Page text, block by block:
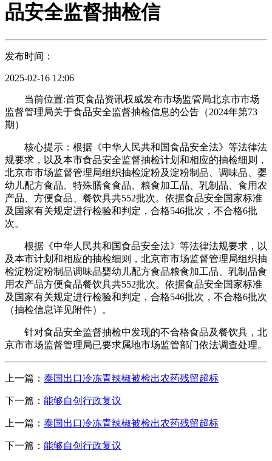
品安全监督抽检信
发布时间：
2025-02-16 12:06
当前位置:首页食品资讯权威发布市场监管局北京市市场
监督管理局关于食品安全监督抽检信息的公告（2024年第73
期）
核心提示：根据《中华人民共和国食品安全法》等法律法
规要求，以及本市食品安全监督抽检计划和相应的抽检细则，
北京市市场监督管理局组织抽检淀粉及淀粉制品、调味品、婴
幼儿配方食品、特殊膳食食品、粮食加工品、乳制品、食用农
产品、方便食品、餐饮具共552批次。依据食品安全国家标准
及国家有关规定进行检验和判定，合格546批次，不合格6批
次。
根据《中华人民共和国食品安全法》等法律法规要求，以
及本市计划和相应的抽检细则，北京市市场监督管理局组织抽
检淀粉淀粉制品调味品婴幼儿配方食品粮食加工品、乳制品食
用农产品方便食品餐饮具共552批次。依据食品安全国家标准
及国家有关规定进行检验和判定，合格546批次，不合格6批次
（抽检信息详见附件）。
针对食品安全监督抽检中发现的不合格食品及餐饮具，北
京市市场监督管理局已要求属地市场监管部门依法调查处理。
上一篇： 泰国出口冷冻青辣椒被检出农药残留超标
下一篇： 能够自创行政复议
上一篇： 泰国出口冷冻青辣椒被检出农药残留超标
下一篇： 能够自创行政复议